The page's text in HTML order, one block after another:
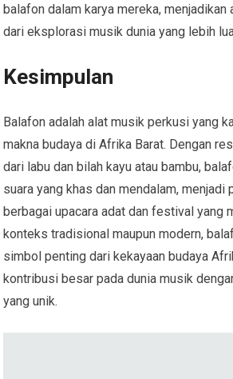
balafon dalam karya mereka, menjadikan
dari eksplorasi musik dunia yang lebih
Kesimpulan
Balafon adalah alat musik perkusi yang
makna budaya di Afrika Barat. Dengan
dari labu dan bilah kayu atau bambu,
suara yang khas dan mendalam, menjadi
berbagai upacara adat dan festival yang
konteks tradisional maupun modern,
simbol penting dari kekayaan budaya
kontribusi besar pada dunia musik
yang unik.